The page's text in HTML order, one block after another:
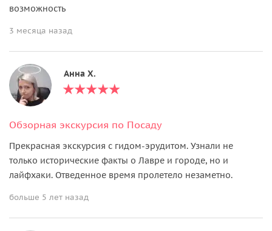
возможность
3 месяца назад
Анна Х.
Обзорная экскурсия по Посаду
Прекрасная экскурсия с гидом-эрудитом. Узнали не
только исторические факты о Лавре и городе, но и
лайфхаки. Отведенное время пролетело незаметно.
больше 5 лет назад